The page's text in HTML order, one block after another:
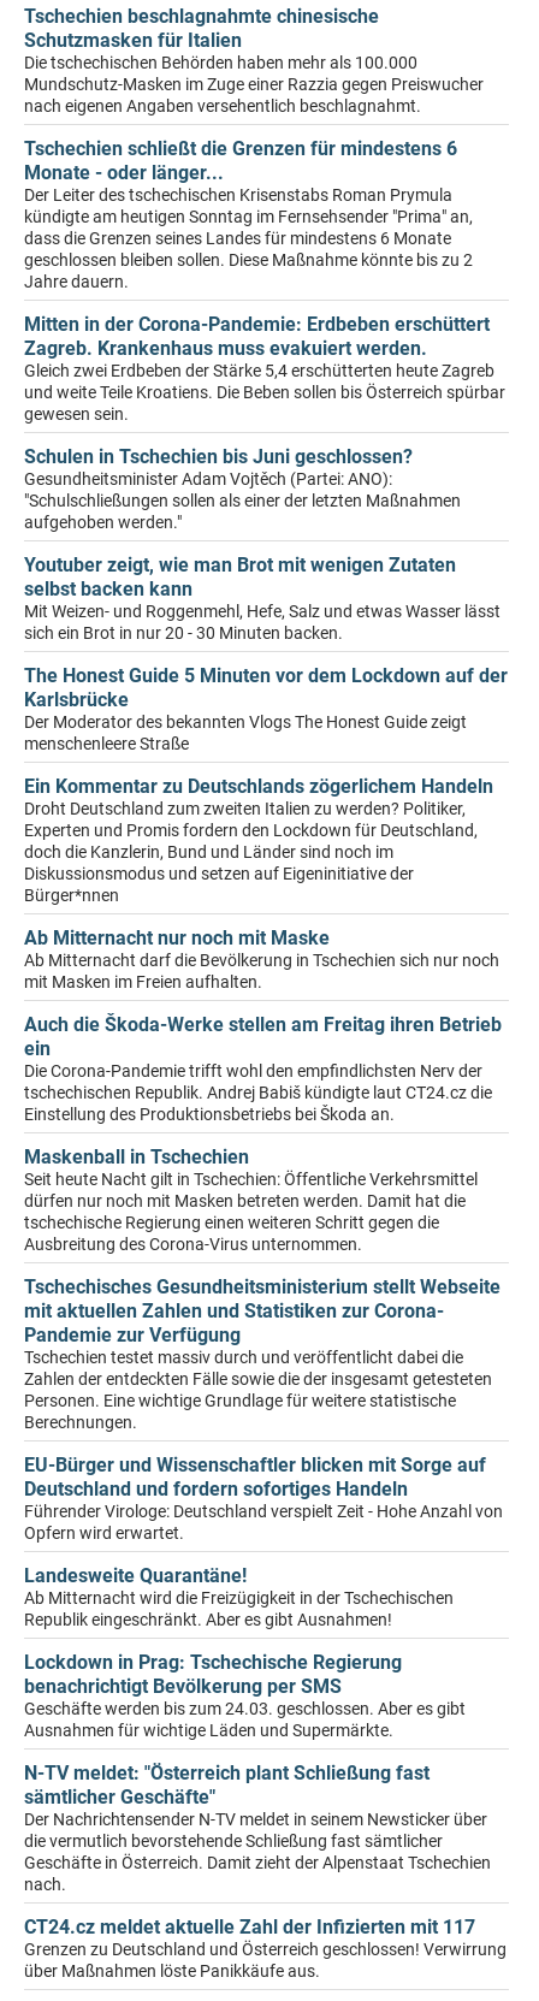
Tschechien beschlagnahmte chinesische
Schutzmasken für Italien
Die tschechischen Behörden haben mehr als 100.000
Mundschutz-Masken im Zuge einer Razzia gegen Preiswucher
nach eigenen Angaben versehentlich beschlagnahmt.
Tschechien schließt die Grenzen für mindestens 6
Monate - oder länger...
Der Leiter des tschechischen Krisenstabs Roman Prymula
kündigte am heutigen Sonntag im Fernsehsender "Prima" an,
dass die Grenzen seines Landes für mindestens 6 Monate
geschlossen bleiben sollen. Diese Maßnahme könnte bis zu 2
Jahre dauern.
Mitten in der Corona-Pandemie: Erdbeben erschüttert
Zagreb. Krankenhaus muss evakuiert werden.
Gleich zwei Erdbeben der Stärke 5,4 erschütterten heute Zagreb
und weite Teile Kroatiens. Die Beben sollen bis Österreich spürbar
gewesen sein.
Schulen in Tschechien bis Juni geschlossen?
Gesundheitsminister Adam Vojtěch (Partei: ANO):
"Schulschließungen sollen als einer der letzten Maßnahmen
aufgehoben werden."
Youtuber zeigt, wie man Brot mit wenigen Zutaten
selbst backen kann
Mit Weizen- und Roggenmehl, Hefe, Salz und etwas Wasser lässt
sich ein Brot in nur 20 - 30 Minuten backen.
The Honest Guide 5 Minuten vor dem Lockdown auf der
Karlsbrücke
Der Moderator des bekannten Vlogs The Honest Guide zeigt
menschenleere Straße
Ein Kommentar zu Deutschlands zögerlichem Handeln
Droht Deutschland zum zweiten Italien zu werden? Politiker,
Experten und Promis fordern den Lockdown für Deutschland,
doch die Kanzlerin, Bund und Länder sind noch im
Diskussionsmodus und setzen auf Eigeninitiative der
Bürger*nnen
Ab Mitternacht nur noch mit Maske
Ab Mitternacht darf die Bevölkerung in Tschechien sich nur noch
mit Masken im Freien aufhalten.
Auch die Škoda-Werke stellen am Freitag ihren Betrieb
ein
Die Corona-Pandemie trifft wohl den empfindlichsten Nerv der
tschechischen Republik. Andrej Babiš kündigte laut CT24.cz die
Einstellung des Produktionsbetriebs bei Škoda an.
Maskenball in Tschechien
Seit heute Nacht gilt in Tschechien: Öffentliche Verkehrsmittel
dürfen nur noch mit Masken betreten werden. Damit hat die
tschechische Regierung einen weiteren Schritt gegen die
Ausbreitung des Corona-Virus unternommen.
Tschechisches Gesundheitsministerium stellt Webseite
mit aktuellen Zahlen und Statistiken zur Corona-
Pandemie zur Verfügung
Tschechien testet massiv durch und veröffentlicht dabei die
Zahlen der entdeckten Fälle sowie die der insgesamt getesteten
Personen. Eine wichtige Grundlage für weitere statistische
Berechnungen.
EU-Bürger und Wissenschaftler blicken mit Sorge auf
Deutschland und fordern sofortiges Handeln
Führender Virologe: Deutschland verspielt Zeit - Hohe Anzahl von
Opfern wird erwartet.
Landesweite Quarantäne!
Ab Mitternacht wird die Freizügigkeit in der Tschechischen
Republik eingeschränkt. Aber es gibt Ausnahmen!
Lockdown in Prag: Tschechische Regierung
benachrichtigt Bevölkerung per SMS
Geschäfte werden bis zum 24.03. geschlossen. Aber es gibt
Ausnahmen für wichtige Läden und Supermärkte.
N-TV meldet: "Österreich plant Schließung fast
sämtlicher Geschäfte"
Der Nachrichtensender N-TV meldet in seinem Newsticker über
die vermutlich bevorstehende Schließung fast sämtlicher
Geschäfte in Österreich. Damit zieht der Alpenstaat Tschechien
nach.
CT24.cz meldet aktuelle Zahl der Infizierten mit 117
Grenzen zu Deutschland und Österreich geschlossen! Verwirrung
über Maßnahmen löste Panikkäufe aus.